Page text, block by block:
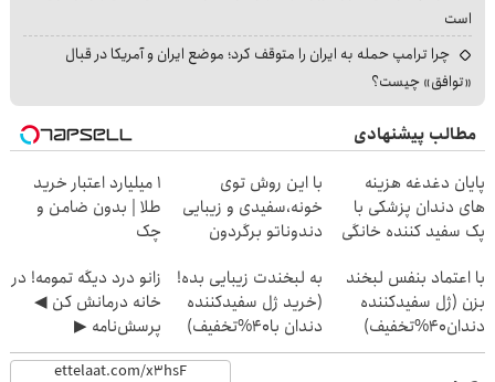
است
چرا ترامپ حمله به ایران را متوقف کرد؛ موضع ایران و آمریکا در قبال
«توافق» چیست؟
مطالب پیشنهادی
پایان دغدغه هزینه
های دندان پزشکی با
پک سفید کننده خانگی
با این روش توی
خونه،سفیدی و زیبایی
دندوناتو برگردون
۱ میلیارد اعتبار خرید
طلا | بدون ضامن و
چک
با اعتماد بنفس لبخند
بزن (ژل سفیدکننده
دندان40%تخفیف)
به لبخندت زیبایی بده!
(خرید ژل سفیدکننده
دندان با40%تخفیف)
زانو درد دیگه تمومه! در
خانه درمانش کن ◀
پرسش‌نامه ▶